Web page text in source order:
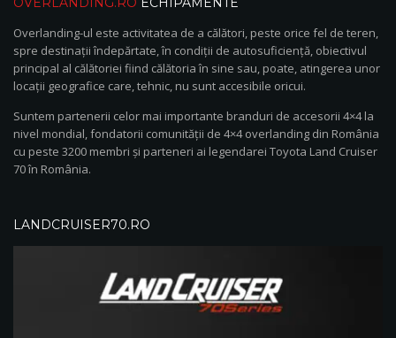
Overlanding-ul este activitatea de a călători, peste orice fel de teren,
spre destinații îndepărtate, în condiții de autosuficiență, obiectivul
principal al călătoriei fiind călătoria în sine sau, poate, atingerea unor
locații geografice care, tehnic, nu sunt accesibile oricui.
Suntem partenerii celor mai importante branduri de accesorii 4×4 la
nivel mondial, fondatorii comunității de 4×4 overlanding din România
cu peste 3200 membri și parteneri ai legendarei Toyota Land Cruiser
70 în România.
LANDCRUISER70.RO